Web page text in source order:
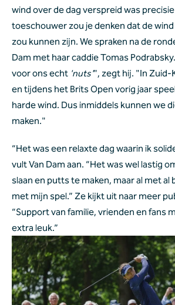
wind over de dag verspreid was
toeschouwer zou je denken dat de
zou kunnen zijn. We spraken na de
Dam met haar caddie Tomas
voor ons echt 'nuts'", zegt hij. "In Zuid-
en tijdens het Brits Open vorig jaar
harde wind. Dus inmiddels kunnen we
maken."
“Het was een relaxte dag waarin ik
vult Van Dam aan. “Het was wel lastig
slaan en putts te maken, maar al met al
met mijn spel.” Ze kijkt uit naar meer
“Support van familie, vrienden en fans
extra leuk.”